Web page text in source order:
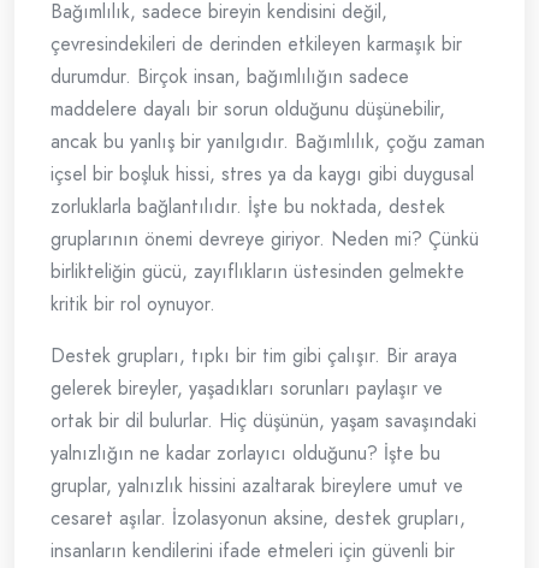
Bağımlılık, sadece bireyin kendisini değil,
çevresindekileri de derinden etkileyen karmaşık bir
durumdur. Birçok insan, bağımlılığın sadece
maddelere dayalı bir sorun olduğunu düşünebilir,
ancak bu yanlış bir yanılgıdır. Bağımlılık, çoğu zaman
içsel bir boşluk hissi, stres ya da kaygı gibi duygusal
zorluklarla bağlantılıdır. İşte bu noktada, destek
gruplarının önemi devreye giriyor. Neden mi? Çünkü
birlikteliğin gücü, zayıflıkların üstesinden gelmekte
kritik bir rol oynuyor.
Destek grupları, tıpkı bir tim gibi çalışır. Bir araya
gelerek bireyler, yaşadıkları sorunları paylaşır ve
ortak bir dil bulurlar. Hiç düşünün, yaşam savaşındaki
yalnızlığın ne kadar zorlayıcı olduğunu? İşte bu
gruplar, yalnızlık hissini azaltarak bireylere umut ve
cesaret aşılar. İzolasyonun aksine, destek grupları,
insanların kendilerini ifade etmeleri için güvenli bir